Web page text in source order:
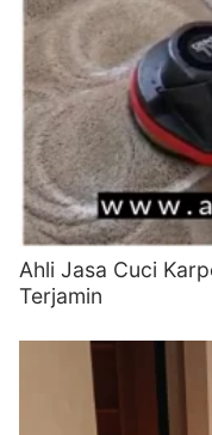
Ahli Jasa Cuci
Terjamin